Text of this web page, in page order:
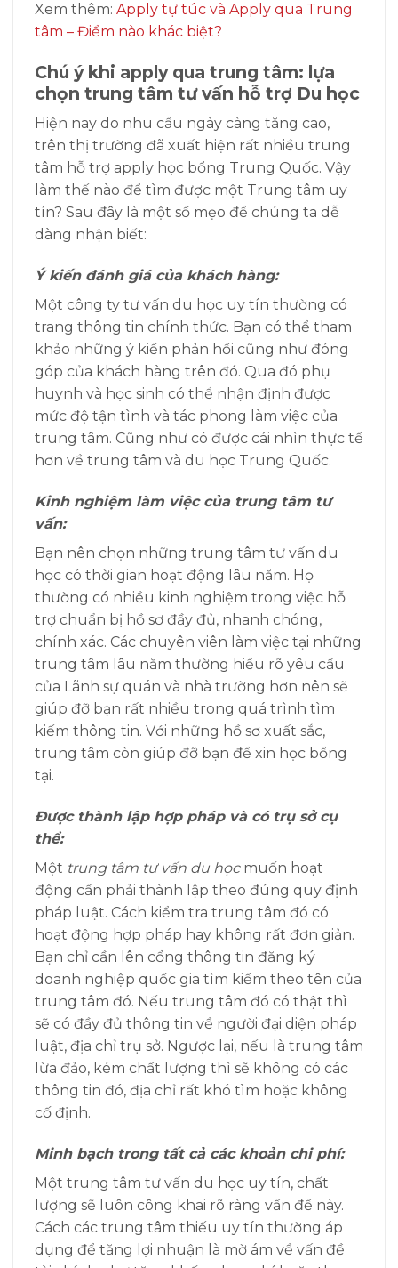
Xem thêm: Apply tự túc và Apply qua Trung
tâm – Điểm nào khác biệt?
Chú ý khi apply qua trung tâm: lựa
chọn trung tâm tư vấn hỗ trợ Du học
Hiện nay do nhu cầu ngày càng tăng cao,
trên thị trường đã xuất hiện rất nhiều trung
tâm hỗ trợ apply học bổng Trung Quốc. Vậy
làm thế nào để tìm được một Trung tâm uy
tín? Sau đây là một số mẹo để chúng ta dễ
dàng nhận biết:
Ý kiến đánh giá của khách hàng:
Một công ty tư vấn du học uy tín thường có
trang thông tin chính thức. Bạn có thể tham
khảo những ý kiến phản hồi cũng như đóng
góp của khách hàng trên đó. Qua đó phụ
huynh và học sinh có thể nhận định được
mức độ tận tình và tác phong làm việc của
trung tâm. Cũng như có được cái nhìn thực tế
hơn về trung tâm và du học Trung Quốc.
Kinh nghiệm làm việc của trung tâm tư
vấn:
Bạn nên chọn những trung tâm tư vấn du
học có thời gian hoạt động lâu năm. Họ
thường có nhiều kinh nghiệm trong việc hỗ
trợ chuẩn bị hồ sơ đầy đủ, nhanh chóng,
chính xác. Các chuyên viên làm việc tại những
trung tâm lâu năm thường hiểu rõ yêu cầu
của Lãnh sự quán và nhà trường hơn nên sẽ
giúp đỡ bạn rất nhiều trong quá trình tìm
kiếm thông tin. Với những hồ sơ xuất sắc,
trung tâm còn giúp đỡ bạn để xin học bổng
tại.
Được thành lập hợp pháp và có trụ sở cụ
thể:
Một trung tâm tư vấn du họcmuốn hoạt
động cần phải thành lập theo đúng quy định
pháp luật. Cách kiểm tra trung tâm đó có
hoạt động hợp pháp hay không rất đơn giản.
Bạn chỉ cần lên cổng thông tin đăng ký
doanh nghiệp quốc gia tìm kiếm theo tên của
trung tâm đó. Nếu trung tâm đó có thật thì
sẽ có đầy đủ thông tin về người đại diện pháp
luật, địa chỉ trụ sở. Ngược lại, nếu là trung tâm
lừa đảo, kém chất lượng thì sẽ không có các
thông tin đó, địa chỉ rất khó tìm hoặc không
cố định.
Minh bạch trong tất cả các khoản chi phí:
Một trung tâm tư vấn du học uy tín, chất
lượng sẽ luôn công khai rõ ràng vấn đề này.
Cách các trung tâm thiếu uy tín thường áp
dụng để tăng lợi nhuận là mờ ám về vấn đề